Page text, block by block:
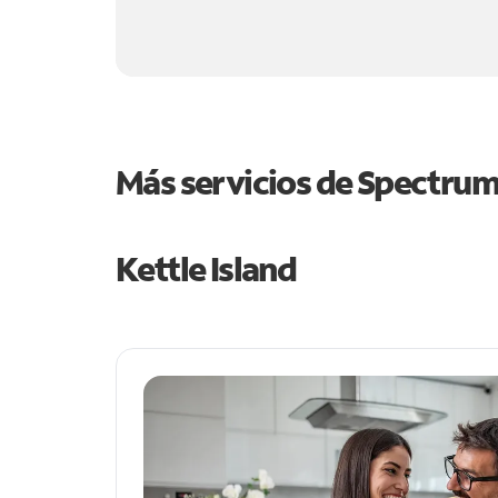
Más servicios de
Kettle Island